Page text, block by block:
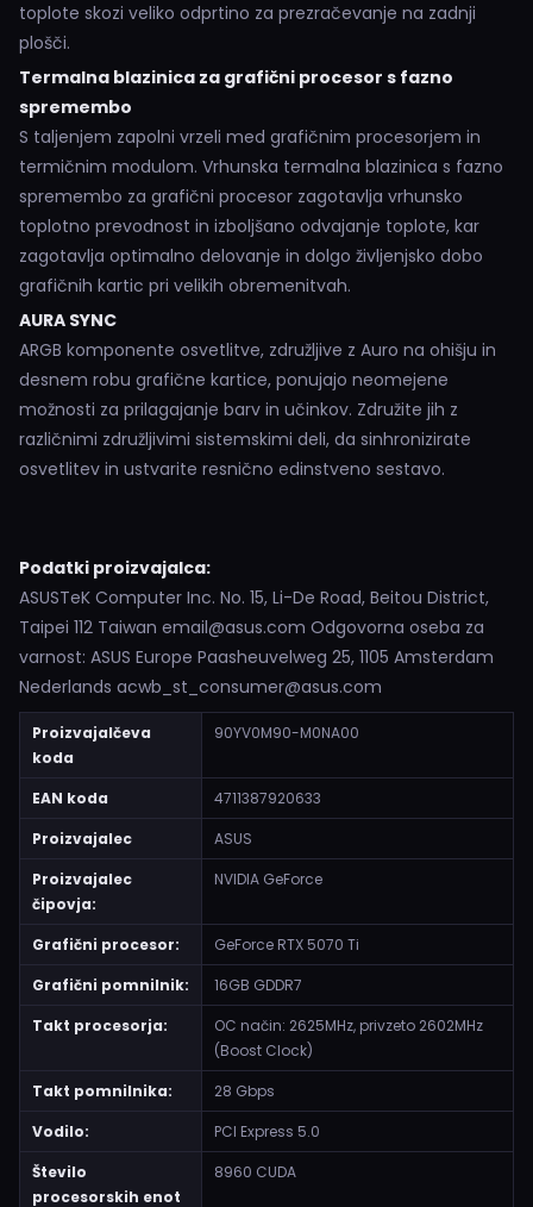
toplote skozi veliko odprtino za prezračevanje na zadnji
plošči.
Termalna blazinica za grafični procesor s fazno
spremembo
S taljenjem zapolni vrzeli med grafičnim procesorjem in
termičnim modulom. Vrhunska termalna blazinica s fazno
spremembo za grafični procesor zagotavlja vrhunsko
toplotno prevodnost in izboljšano odvajanje toplote, kar
zagotavlja optimalno delovanje in dolgo življenjsko dobo
grafičnih kartic pri velikih obremenitvah.
AURA SYNC
ARGB komponente osvetlitve, združljive z Auro na ohišju in
desnem robu grafične kartice, ponujajo neomejene
možnosti za prilagajanje barv in učinkov. Združite jih z
različnimi združljivimi sistemskimi deli, da sinhronizirate
osvetlitev in ustvarite resnično edinstveno sestavo.
Podatki proizvajalca:
ASUSTeK Computer Inc. No. 15, Li-De Road, Beitou District,
Taipei 112 Taiwan email@asus.com Odgovorna oseba za
varnost: ASUS Europe Paasheuvelweg 25, 1105 Amsterdam
Nederlands acwb_st_consumer@asus.com
Proizvajalčeva
koda
90YV0M90-M0NA00
EAN koda
4711387920633
Proizvajalec
ASUS
Proizvajalec
čipovja:
NVIDIA GeForce
Grafični procesor:
GeForce RTX 5070 Ti
Grafični pomnilnik:
16GB GDDR7
Takt procesorja:
OC način: 2625MHz, privzeto 2602MHz
(Boost Clock)
Takt pomnilnika:
28 Gbps
Vodilo:
PCI Express 5.0
Število
procesorskih enot
8960 CUDA